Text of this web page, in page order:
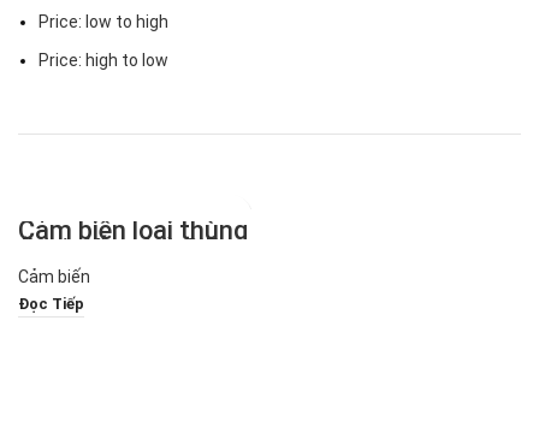
Price: low to high
Price: high to low
Cảm biến loại thùng
(loại tiếp xúc) SiRon
Dòng K018
Cảm biến
Đọc Tiếp